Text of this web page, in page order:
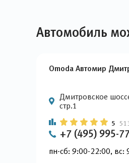
Автомобиль
Omoda Автомир
Дмитровское
стр.1
5
+7 (495) 995-
пн-сб: 9:00-22:00, вс: